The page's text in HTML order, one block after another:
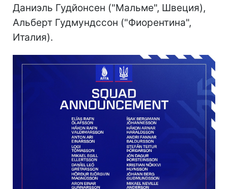
Даниэль Гудйонсен ("Мальме", Швеция),
Альберт Гудмундссон ("Фиорентина",
Италия).